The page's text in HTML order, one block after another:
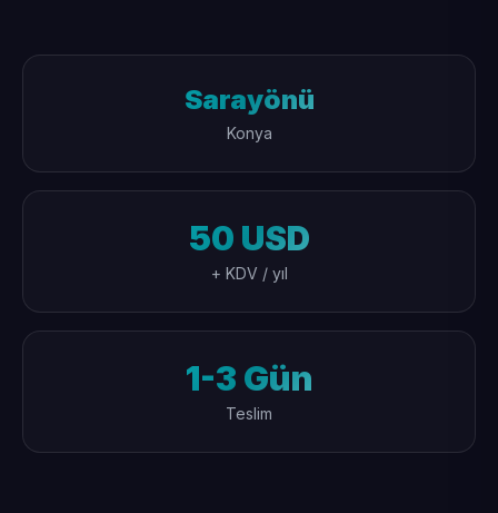
Sarayönü
Konya
50 USD
+ KDV / yıl
1-3 Gün
Teslim